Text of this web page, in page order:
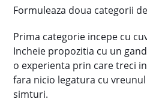
Formuleaza doua categorii
Prima categorie incepe cu
Incheie propozitia cu un
o experienta prin care treci
fara nicio legatura cu
simturi.